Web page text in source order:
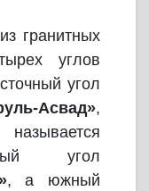
гранитных
углов
угол
Асвад»,
угол
, а южный